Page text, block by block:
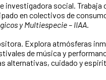
investigadora social.
en colectivos de
y Multiespecie – IIAA.
Explora atmósferas
de música y
alternativas, cuidado y